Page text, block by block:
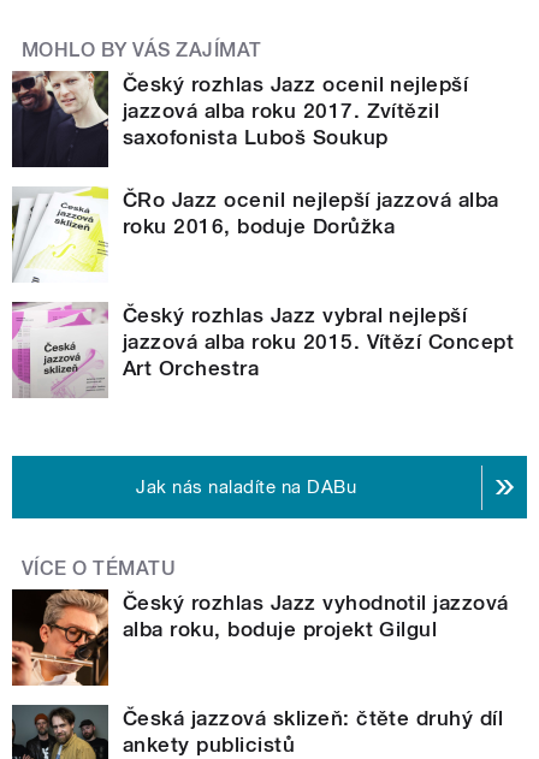
MOHLO BY VÁS ZAJÍMAT
Český rozhlas Jazz ocenil nejlepší
jazzová alba roku 2017. Zvítězil
saxofonista Luboš Soukup
ČRo Jazz ocenil nejlepší jazzová alba
roku 2016, boduje Dorůžka
Český rozhlas Jazz vybral nejlepší
jazzová alba roku 2015. Vítězí Concept
Art Orchestra
Jak nás naladíte na DABu
VÍCE O TÉMATU
Český rozhlas Jazz vyhodnotil jazzová
alba roku, boduje projekt Gilgul
Česká jazzová sklizeň: čtěte druhý díl
ankety publicistů